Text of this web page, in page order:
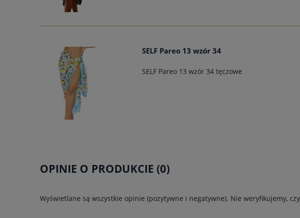
SELF Pareo 13 wzór 34
SELF Pareo 13 wzór 34 tęczowe
OPINIE O PRODUKCIE (0)
Wyświetlane są wszystkie opinie (pozytywne i negatywne). Nie weryfikujemy,